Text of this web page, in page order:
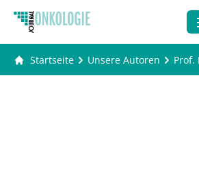
Startseite Unsere Autoren Prof.